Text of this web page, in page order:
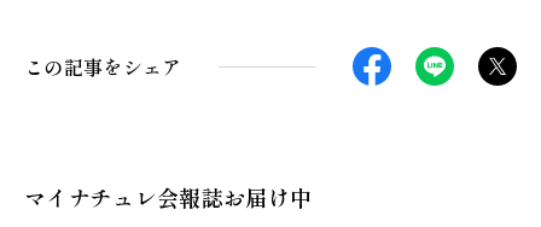
この記事をシェア
マイナチュレ会報誌お届け中